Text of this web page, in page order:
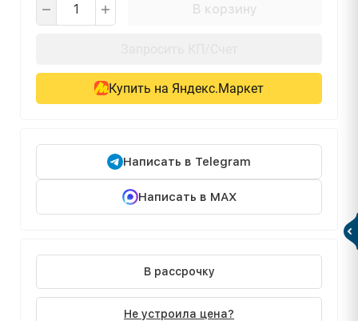
В корзину
Купить на Яндекс.Маркет
Написать в Telegram
Написать в MAX
В рассрочку
Не устроила цена?